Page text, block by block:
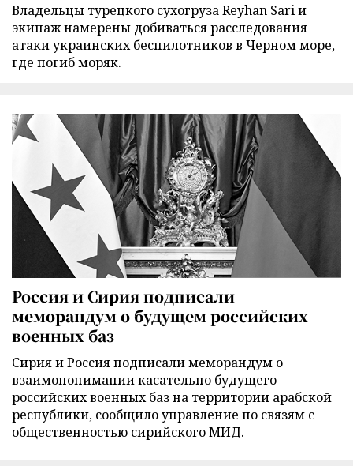
Владельцы турецкого сухогруза Reyhan Sari и
экипаж намерены добиваться расследования
атаки украинских беспилотников в Черном море,
где погиб моряк.
Россия и Сирия подписали
меморандум о будущем российских
военных баз
Сирия и Россия подписали меморандум о
взаимопонимании касательно будущего
российских военных баз на территории арабской
республики, сообщило управление по связям с
общественностью сирийского МИД.